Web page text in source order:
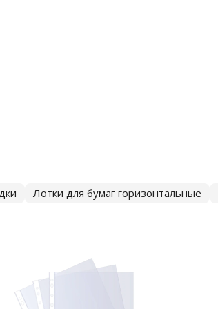
Лотки для бумаг горизонтальные